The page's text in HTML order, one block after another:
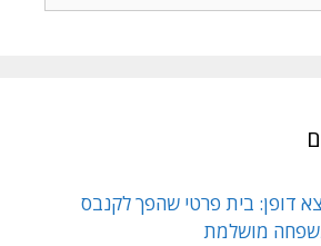
דופן: בית פרטי שהפך לקנבס
מושלמת